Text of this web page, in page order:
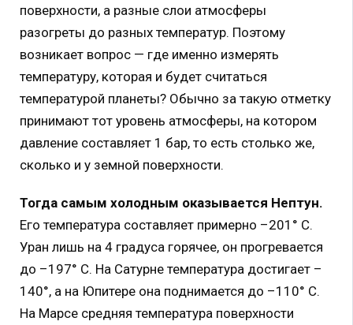
поверхности, а разные слои атмосферы
разогреты до разных температур. Поэтому
возникает вопрос — где именно измерять
температуру, которая и будет считаться
температурой планеты? Обычно за такую отметку
принимают тот уровень атмосферы, на котором
давление составляет 1 бар, то есть столько же,
сколько и у земной поверхности.
Тогда самым холодным оказывается Нептун.
Его температура составляет примерно –201° С.
Уран лишь на 4 градуса горячее, он прогревается
до –197° С. На Сатурне температура достигает –
140°, а на Юпитере она поднимается до –110° C.
На Марсе средняя температура поверхности